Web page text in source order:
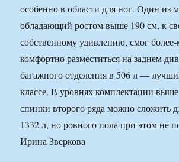
особенно в области для ног. Один из
обладающий ростом выше 190 см, к
собственному удивлению, смог более-
комфортно разместиться на заднем
багажного отделения в 506 л —
классе. В уровнях комплектации выше
спинки второго ряда можно сложить
1332 л, но ровного пола при этом не
Ирина Зверкова